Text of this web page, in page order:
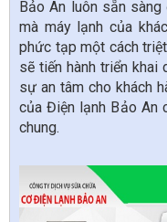
Bảo An luôn sẵn
mà máy lạnh của
phức tạp một cách
sẽ tiến hành triển khai
sự an tâm cho khách
của Điện lạnh Bảo
chung.